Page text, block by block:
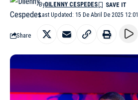
Last Updated: 15 De Abril De 2025 12:01
ByDILENNY CESPEDES
Share